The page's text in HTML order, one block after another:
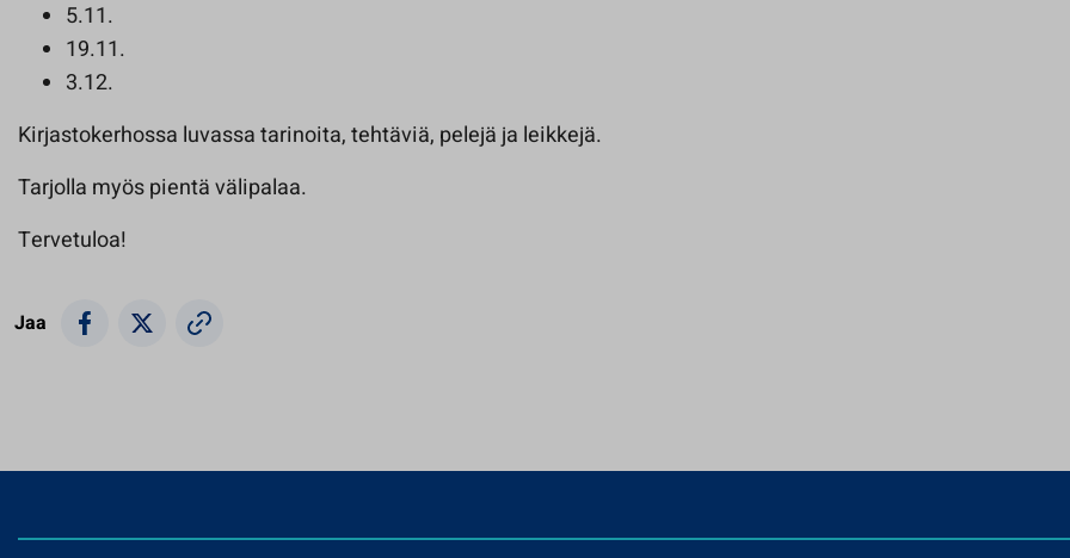
5.11.
19.11.
3.12.
Kirjastokerhossa luvassa tarinoita, tehtäviä, pelejä ja leikkejä.
Tarjolla myös pientä välipalaa.
Tervetuloa!
Jaa